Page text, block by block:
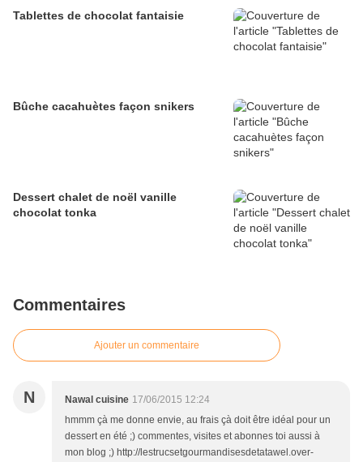
Tablettes de chocolat fantaisie
Bûche cacahuètes façon snikers
Dessert chalet de noël vanille
chocolat tonka
Commentaires
Ajouter un commentaire
N Nawal cuisine 17/06/2015 12:24
hmmm çà me donne envie, au frais çà doit être idéal pour un
dessert en été ;) commentes, visites et abonnes toi aussi à
mon blog ;) http://lestrucsetgourmandisesdetatawel.over-